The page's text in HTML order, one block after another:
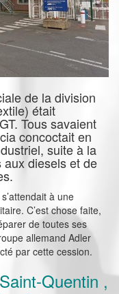
de la division
était
Tous savaient
concoctait en
suite à la
diesels et de
à une
C’est chose faite,
de toutes ses
allemand Adler
par cette cession.
Quentin ,